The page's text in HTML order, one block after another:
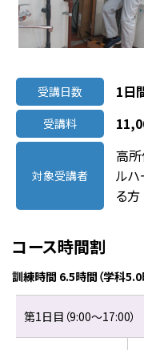
受講日数 1日
受講料
対象受講者
高所
ル
る方
コース時間割
訓練時間 6.5時間（学科5.0
第1日目（9:00～17:00）